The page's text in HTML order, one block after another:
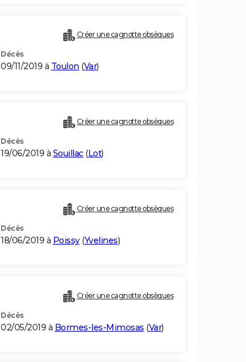
Créer une cagnotte obsèques
Décès
09/11/2019 à Toulon (Var)
Créer une cagnotte obsèques
Décès
19/06/2019 à Souillac(Lot)
Créer une cagnotte obsèques
Décès
18/06/2019 à Poissy(Yvelines)
Créer une cagnotte obsèques
Décès
02/05/2019 à Bormes-les-Mimosas (Var)